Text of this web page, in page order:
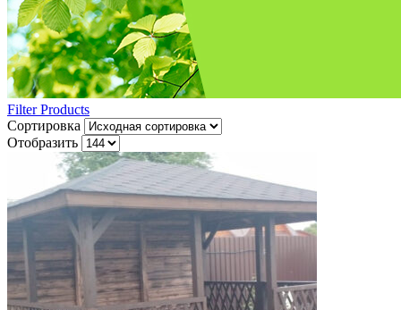
Filter Products
Сортировка
Отобразить